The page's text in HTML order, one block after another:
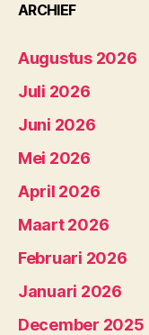
ARCHIEF
Augustus 2026
Juli 2026
Juni 2026
Mei 2026
April 2026
Maart 2026
Februari 2026
Januari 2026
December 2025